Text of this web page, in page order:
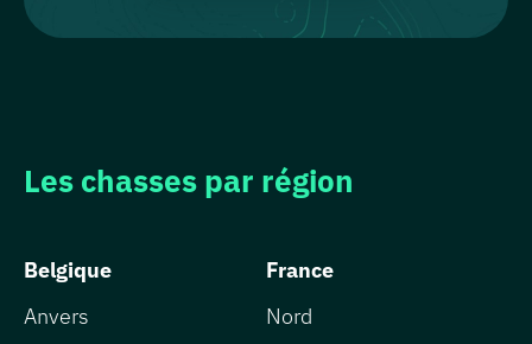
Les chasses par région
Belgique
Anvers
France
Nord